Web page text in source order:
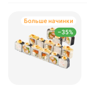
–35%
Больше начинки